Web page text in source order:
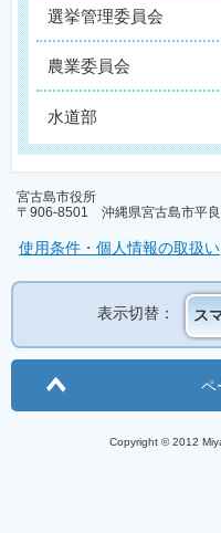
選挙管理委員会
農業委員会
水道部
宮古島市役所
〒906-8501 沖縄県宮古島市平
使用条件・個人情報の取扱い
表示切替： ス
ペ
Copyright © 2012